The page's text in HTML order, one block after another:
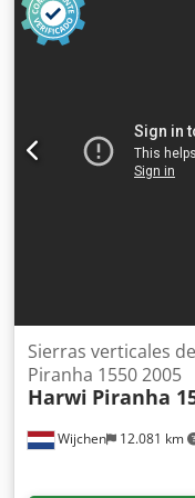
Wijchen 12.081 km
Sierras verticales
Piranha 1550 2005
Harwi Piranha